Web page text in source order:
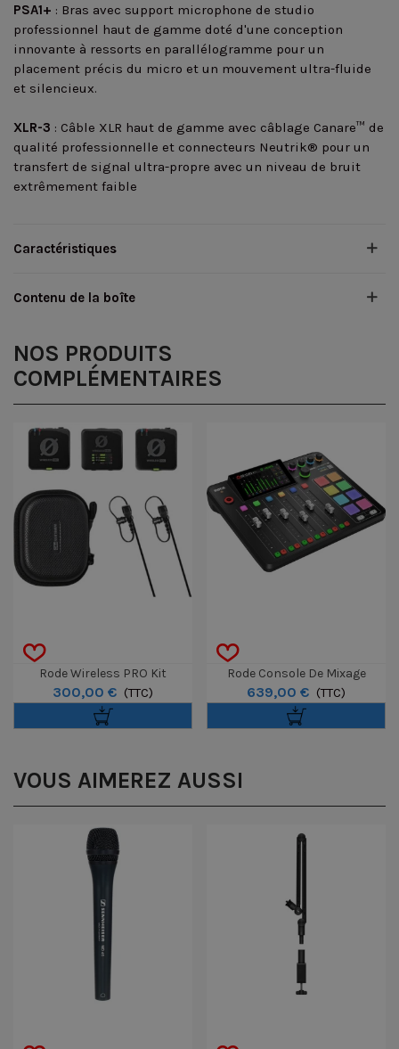
PSA1+ : Bras avec support microphone de studio
professionnel haut de gamme doté d'une conception
innovante à ressorts en parallélogramme pour un
placement précis du micro et un mouvement ultra-fluide
et silencieux.
XLR-3 : Câble XLR haut de gamme avec câblage Canare™ de
qualité professionnelle et connecteurs Neutrik® pour un
transfert de signal ultra-propre avec un niveau de bruit
extrêmement faible
Caractéristiques
Contenu de la boîte
NOS PRODUITS
COMPLÉMENTAIRES
Rode Wireless PRO Kit
Microphone
300,00 € (TTC)
Rode Console De Mixage
Rodecaster Pro II
639,00 € (TTC)
VOUS AIMEREZ AUSSI